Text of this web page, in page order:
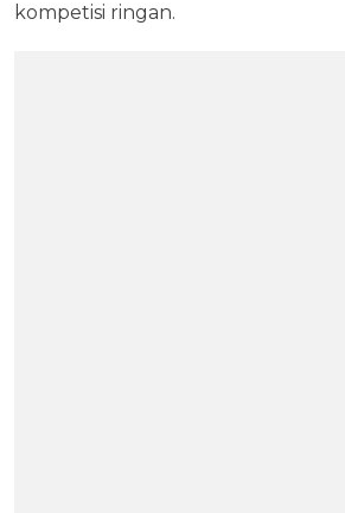
kompetisi ringan.